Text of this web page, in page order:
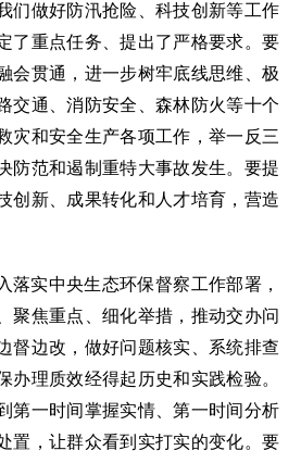
们做好防汛抢险、科技创新等工作
了重点任务、提出了严格要求。要
会贯通，进一步树牢底线思维、极
交通、消防安全、森林防火等十个
灾和安全生产各项工作，举一反三
防范和遏制重特大事故发生。要提
创新、成果转化和人才培育，营造
落实中央生态环保督察工作部署，
聚焦重点、细化举措，推动交办问
督边改，做好问题核实、系统排查
办理质效经得起历史和实践检验。
第一时间掌握实情、第一时间分析
置，让群众看到实打实的变化。要